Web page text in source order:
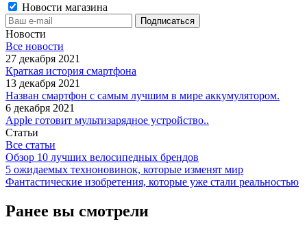
Новости магазина
Новости
Все новости
27 декабря 2021
Краткая история смартфона
13 декабря 2021
Назван смартфон с самым лучшим в мире аккумулятором.
6 декабря 2021
Apple готовит мультизарядное устройство..
Статьи
Все статьи
Обзор 10 лучших велосипедных брендов
5 ожидаемых техноновинок, которые изменят мир
Фантастические изобретения, которые уже стали реальностью
Ранее вы смотрели